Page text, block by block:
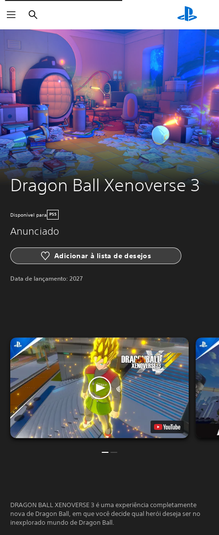
Pesquisar
Dragon Ball Xenoverse 3
Disponível para PS5
Anunciado
Adicionar à lista de desejos
Data de lançamento: 2027
DRAGON BALL XENOVERSE 3 é uma experiência completamente
nova de Dragon Ball, em que você decide qual herói deseja ser no
inexplorado mundo de Dragon Ball.